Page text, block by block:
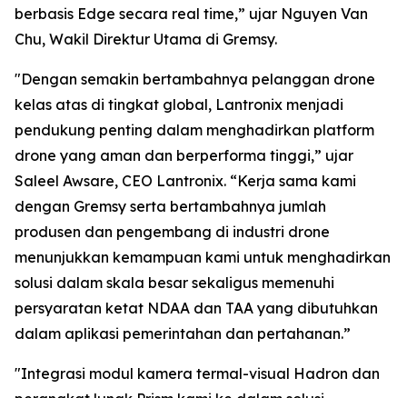
berbasis Edge secara real time,” ujar Nguyen Van
Chu, Wakil Direktur Utama di Gremsy.
"Dengan semakin bertambahnya pelanggan drone
kelas atas di tingkat global, Lantronix menjadi
pendukung penting dalam menghadirkan platform
drone yang aman dan berperforma tinggi,” ujar
Saleel Awsare, CEO Lantronix. “Kerja sama kami
dengan Gremsy serta bertambahnya jumlah
produsen dan pengembang di industri drone
menunjukkan kemampuan kami untuk menghadirkan
solusi dalam skala besar sekaligus memenuhi
persyaratan ketat NDAA dan TAA yang dibutuhkan
dalam aplikasi pemerintahan dan pertahanan.”
"Integrasi modul kamera termal-visual Hadron dan